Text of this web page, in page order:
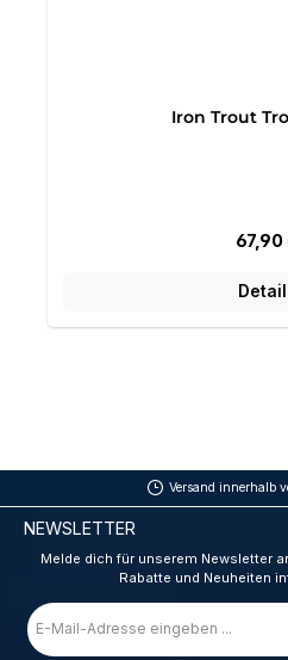
Iron Trout
67,90
Versand innerhalb
NEWSLETTER
Melde dich für unserem Newsletter
Rabatte und Neuheiten
E-
Mail-
Adresse